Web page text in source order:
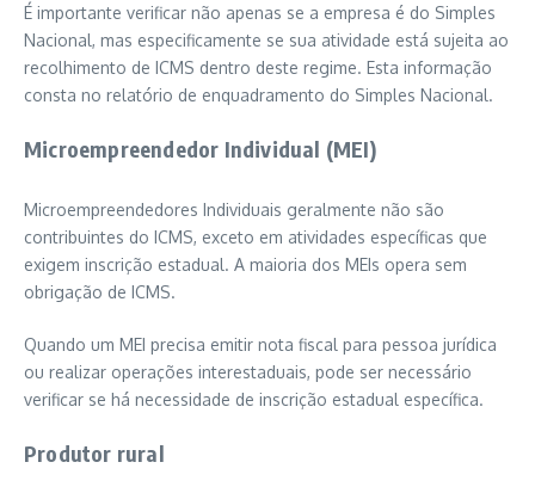
É importante verificar não apenas se a empresa é do Simples
Nacional, mas especificamente se sua atividade está sujeita ao
recolhimento de ICMS dentro deste regime. Esta informação
consta no relatório de enquadramento do Simples Nacional.
Microempreendedor Individual (MEI)
Microempreendedores Individuais geralmente não são
contribuintes do ICMS, exceto em atividades específicas que
exigem inscrição estadual. A maioria dos MEIs opera sem
obrigação de ICMS.
Quando um MEI precisa emitir nota fiscal para pessoa jurídica
ou realizar operações interestaduais, pode ser necessário
verificar se há necessidade de inscrição estadual específica.
Produtor rural